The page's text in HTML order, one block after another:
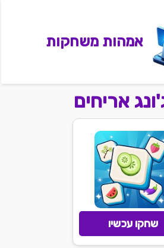
אמהות משחקות
אריחים
שחקו עכשיו